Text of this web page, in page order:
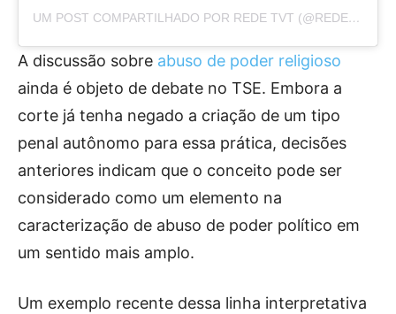
UM POST COMPARTILHADO POR REDE TVT (@REDETVT)
A discussão sobre abuso de poder religioso
ainda é objeto de debate no TSE. Embora a
corte já tenha negado a criação de um tipo
penal autônomo para essa prática, decisões
anteriores indicam que o conceito pode ser
considerado como um elemento na
caracterização de abuso de poder político em
um sentido mais amplo.
Um exemplo recente dessa linha interpretativa